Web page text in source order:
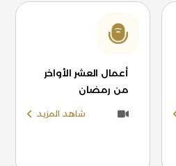
أعمال العشر الأواخر
من رمضان
شاهد المزيد